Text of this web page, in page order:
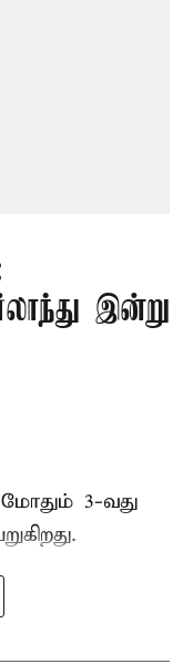
இன்று
மோதும் 3-வது